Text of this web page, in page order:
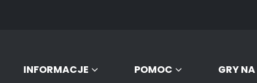
INFORMACJE POMOC GRY